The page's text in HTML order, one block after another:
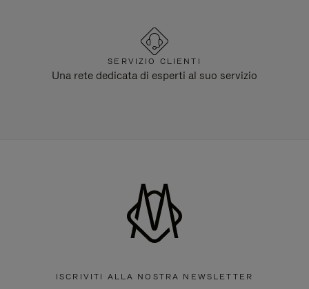
SERVIZIO CLIENTI
Una rete dedicata di esperti al suo servizio
ISCRIVITI ALLA NOSTRA NEWSLETTER